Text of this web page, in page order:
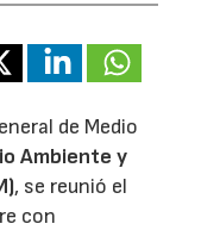
de Medio
Ambiente y
, se reunió el
con